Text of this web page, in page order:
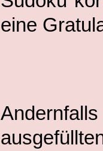
eine